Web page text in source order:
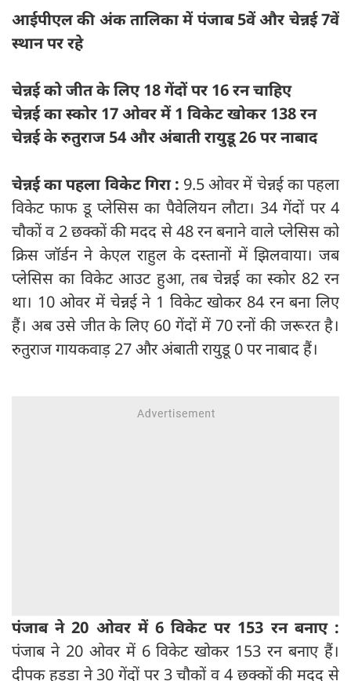
आईपीएल की अंक तालिका में पंजाब 5वें और चेन्नई 7वें
स्थान पर रहे
चेन्नई को जीत के लिए 18 गेंदों पर 16 रन चाहिए
चेन्नई का स्कोर 17 ओवर में 1 विकेट खोकर 138 रन
चेन्नई के रुतुराज 54 और अंबा‍ती रायुडू 26 पर नाबाद
चेन्नई का पहला विकेट गिरा : 9.5 ओवर में चेन्नई का पहला
विकेट फाफ डू प्लेसिस का पैवेलियन लौटा। 34 गेंदों पर 4
चौकों व 2 छक्कों की मदद से 48 रन बनाने वाले प्लेसिस को
क्रिस जॉर्डन ने केएल राहुल के दस्तानों में झिलवाया। जब
प्लेसिस का विकेट आउट हुआ, तब चेन्नई का स्कोर 82 रन
था। 10 ओवर में चेन्नई ने 1 विकेट खोकर 84 रन बना लिए
हैं। अब उसे जीत के लिए 60 गेंदों में 70 रनों की जरूरत है।
रुतुराज गायकवाड़ 27 और अंबाती रायुडू 0 पर नाबाद हैं।
पंजाब ने 20 ओवर में 6 विकेट पर 153 रन बनाए :
पंजाब ने 20 ओवर में 6 विकेट खोकर 153 रन बनाए हैं।
दीपक हुड्‍डा ने 30 गेंदों पर 3 चौकों व 4 छक्कों की मदद से